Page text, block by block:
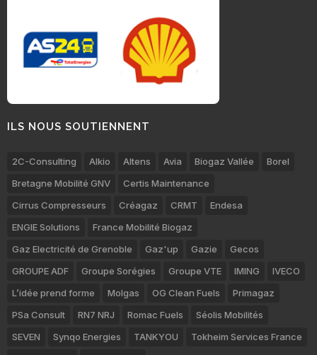
ILS NOUS SOUTIENNENT
2C-Consulting Alkio Altens Avia Biogaz Vallée
Borel
Bretagne Mobilité GNV
Certis Maintenance
Cirrus Compresseurs
Créagaz CRMT
Endesa
ENGIE Solutions
France Mobilité Biogaz
Gaz Electricité de Grenoble
Gaz'up Gazie
Gecos
GROUPE ADF
Groupe Sorégies Groupe VTE IMING
IVECO
L’idée prend forme
Molgas OG Clean Fuels
Primagaz
PSa Consult
RN7 NRJ Romac Fuels
Séolis Mobilités
SEVEN
Synqo Energies TANKYOU
Tokheim Services France